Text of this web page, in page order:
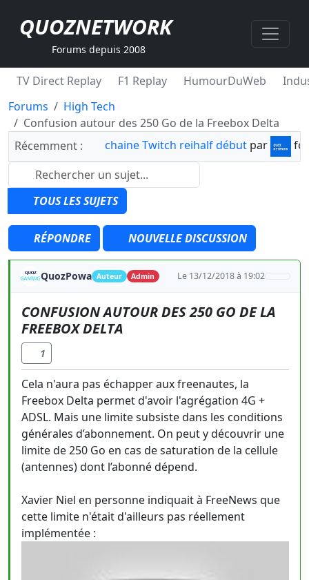
QUOZNETWORK
Forums depuis 2008
TV Direct Replay F1 Replay HumourDuWeb
Forums
High Tech
Confusion autour des 250 Go de la Freebox Delta
Récemment :
chaine Twitch reihalf début par
TOUS LES SUJETS
RÉPONDRE NOUVELLE DISCUSSION
QuozPowa Auteur Admin Le 13/12/2018 à 19:02
CONFUSION AUTOUR DES 250 GO DE LA
FREEBOX DELTA
1
Cela n'aura pas échapper aux freenautes, la
Freebox Delta permet d'avoir l'agrégation 4G +
ADSL. Mais une limite subsiste dans les conditions
générales d’abonnement. On peut y découvrir une
limite de 250 Go en cas de saturation de la cellule
(antennes) dont l’abonné dépend.
Xavier Niel en personne indiquait à FreeNews que
cette limite n'était d'ailleurs pas réellement
implémentée :